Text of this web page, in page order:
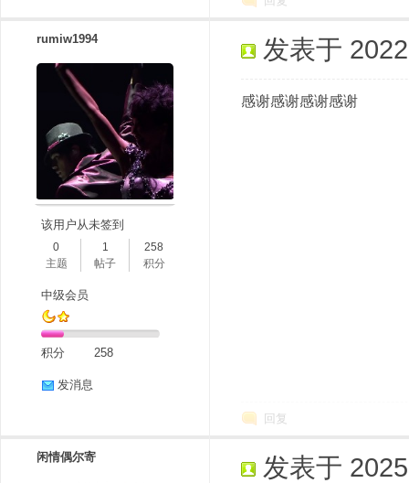
rumiw1994
该用户从未签到
0
主题
1
帖子
258
积分
中级会员
积分 258
发消息
发表于
感谢感谢感谢感谢
回复
闲情偶尔寄 发表于